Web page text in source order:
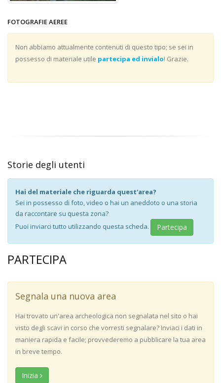
FOTOGRAFIE AEREE
Non abbiamo attualmente contenuti di questo tipo; se sei in
possesso di materiale utile partecipa ed invialo! Grazie.
Storie degli utenti
Hai del materiale che riguarda quest'area?
Sei in possesso di foto, video o hai un aneddoto o una storia
da raccontare su questa zona?
Puoi inviarci tutto utilizzando questa scheda.
Partecipa
PARTECIPA
Segnala una nuova area
Hai trovato un'area archeologica non segnalata nel sito o hai
visto degli scavi in corso che vorresti segnalare? Inviaci i dati in
maniera rapida e facile; provvederemo a pubblicare la tua area
in breve tempo.
Inizia